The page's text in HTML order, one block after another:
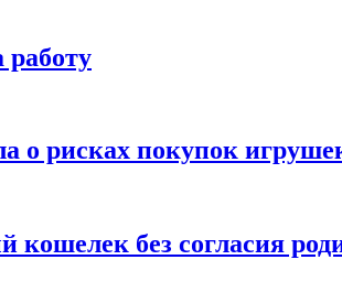
работу
о рисках покупок
кошелек без согласия